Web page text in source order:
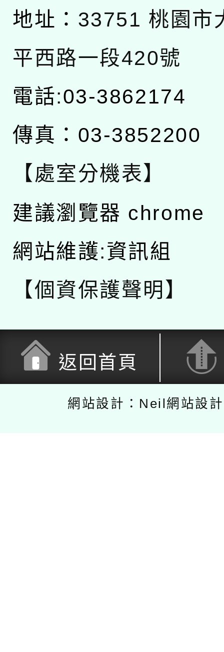
地址： 33751 桃園市
平西路一段420號
電話:03-3862174
傳真：03-3852200
【處室分機表】
建議瀏覽器 chrome
網站維護:資訊組
【個資保護聲明】
返回首頁
網站設計：Neil網站設